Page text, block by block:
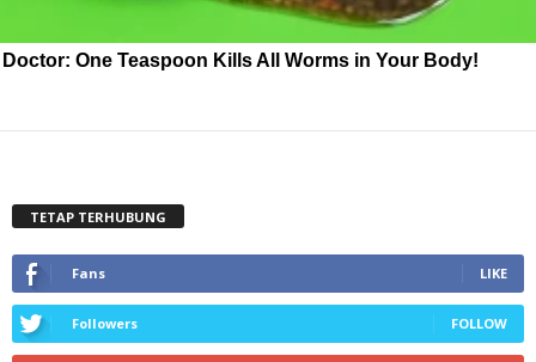
Doctor: One Teaspoon Kills All Worms in Your Body!
TETAP TERHUBUNG
Fans LIKE
Followers FOLLOW